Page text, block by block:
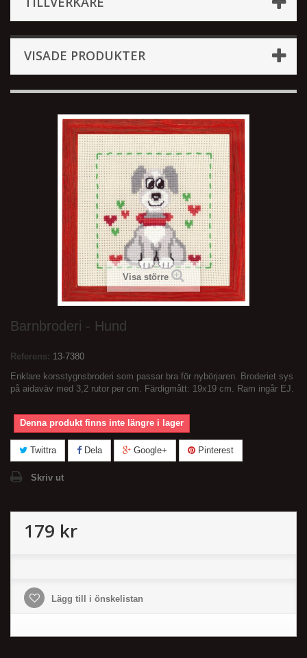
VISADE PRODUKTER
Visa större
Barnbroderi - Hund
Referens: 13-7380
Enklare korsstygnsbroderi som passar bra för nybörjaren. Broderiet sys
på aidaväv med 3,2 rutor per cm. Färdigmått: 19x19 cm. Ram ingår EJ.
Denna produkt finns inte längre i lager
Twittra Dela Google+ Pinterest
Skriv ut
179 kr
Lägg till i önskelistan